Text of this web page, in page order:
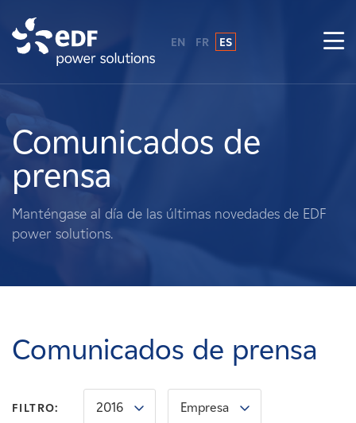
Sobre nosotros
Qué hacemos
Terratenientes
Carreras
Noticias
EN FR ES
Comunicados de
prensa
Manténgase al día de las últimas novedades de EDF
power solutions.
Comunicados de prensa
FILTRO: 2016 Empresa